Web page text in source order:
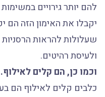
להם יותר גירויים
יקבלו את האימון הזה הם
שעלולות להראות
ולעיסת רהיטים.
וכמו כן, הם קלים לאילוף.
כלבים קלים לאילוף הם